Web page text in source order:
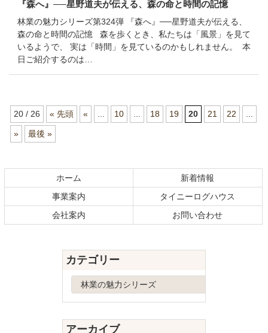
『森へ』──星野道夫が伝える、森の命と時間の記憶
林業の魅力シリーズ第324弾 『森へ』──星野道夫が伝える、
森の命と時間の記憶 森を歩くとき、私たちは「風景」を見て
いるようで、 実は「時間」を見ているのかもしれません。 本
日ご紹介するのは…
20 / 26 « 先頭 « 10 18 19 20 21 22
»
最後 »
ン
文
の
へ
ホーム
新着情報
事業案内
タイニーログハウス
会社案内
お問い合わせ
カテゴリー
リ
アーカイブ